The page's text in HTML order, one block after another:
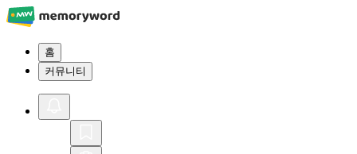
홈
커뮤니티